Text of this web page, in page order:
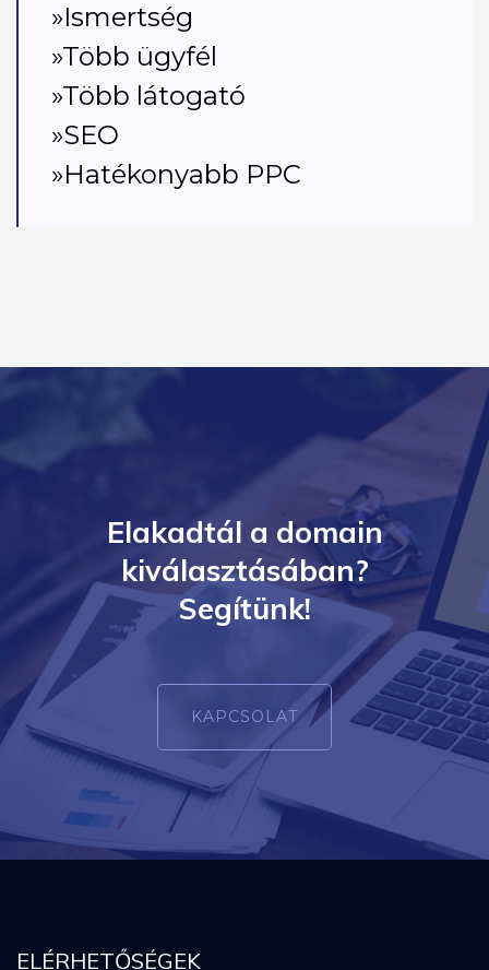
»Ismertség
»Több ügyfél
»Több látogató
»SEO
»Hatékonyabb PPC
Elakadtál a domain
kiválasztásában?
Segítünk!
KAPCSOLAT
ELÉRHETŐSÉGEK